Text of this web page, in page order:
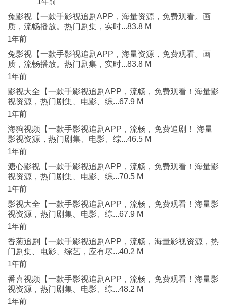
兔影视【一款手影视追剧APP，海量资源，免费观看。画
质，流畅播放。热门剧集，实时...83.8 M
1年前
兔影视【一款手影视追剧APP，海量资源，免费观看。画
质，流畅播放。热门剧集，实时...83.8 M
1年前
影视大全【一款手影视追剧APP，流畅，免费观看！海量影
视资源，热门剧集、电影、综...67.9 M
1年前
海狗视频【一款手影视追剧APP，流畅，免费追剧！ 海量
影视资源，热门剧集、电影、综...46.5 M
1年前
溏心影视【一款手影视追剧APP，流畅，免费观看！海量影
视资源，热门剧集、电影、综...70.5 M
1年前
影视大全【一款手影视追剧APP，流畅，免费观看！海量影
视资源，热门剧集、电影、综...67.9 M
1年前
香葱追剧【一款手影视追剧APP，流畅，海量影视资源，热
门剧集、电影、综艺，应有尽...40.2 M
1年前
番喜视频【一款手影视追剧APP，流畅，免费观看！海量影
视资源，热门剧集、电影、综...48.2 M
1年前